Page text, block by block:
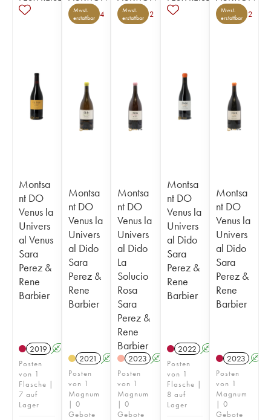
Montsa
nt DO
Venus la
Univers
al Venus
Sara
Perez &
Rene
Barbier
2019 A
Posten
von 1
Flasche |
7 auf
Lager
Mwst.
erstattbar
4
Montsa
nt DO
Venus la
Univers
al Dido
Sara
Perez &
Rene
Barbier
2021 A K
Posten
von 1
Magnum
| 0
Gebote
Mwst.
erstattbar
2
Montsa
nt DO
Venus la
Univers
al Dido
La
Solucio
Rosa
Sara
Perez &
Rene
Barbier
2023 A K
Posten
von 1
Magnum
| 0
Gebote
Montsa
nt DO
Venus la
Univers
al Dido
Sara
Perez &
Rene
Barbier
2022 A
Posten
von 1
Flasche |
8 auf
Lager
Mwst.
erstattbar
2
Montsa
nt DO
Venus la
Univers
al Dido
Sara
Perez &
Rene
Barbier
2023 A
Posten
von 1
Magnum
| 0
Gebote